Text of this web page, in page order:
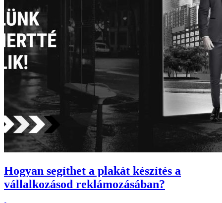
Hogyan segíthet a plakát készítés a
vállalkozásod reklámozásában?